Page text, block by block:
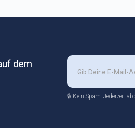
dem
🔒 Kein Spam. Jederzeit